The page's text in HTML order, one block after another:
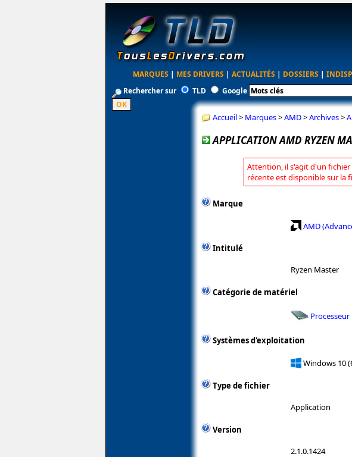
MARQUES | MES DRIVERS | ACTUALITÉS | DOSSIERS |
Rechercher sur
TLD Google
Accueil> Marques>AMD>Archives>
APPLICATION AMD RYZEN
Attention, il s'agit d'un
récente est disponible sur la
Marque
AMD
Intitulé
Ryzen Master
Catégorie de matériel
Processeur
Systèmes d'exploitation
Windows 10
Type de fichier
Application
Version
2.1.0.1424